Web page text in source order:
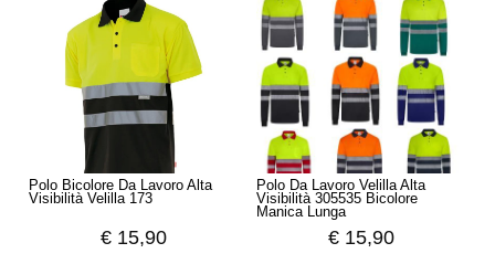
Polo Bicolore Da Lavoro Alta
Visibilità Velilla 173
€ 15,90
Polo Da Lavoro Velilla Alta
Visibilità 305535 Bicolore
Manica Lunga
€ 15,90